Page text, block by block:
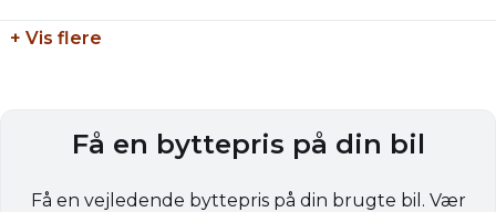
+ Vis flere
Få en byttepris på din bil
Få en vejledende byttepris på din brugte bil. Vær